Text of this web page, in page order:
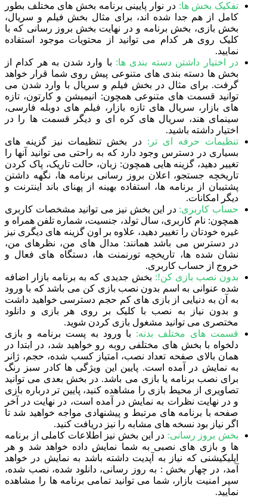
تفکیک بخش ها: در نوار پایینی برنامه بخش های مختلف بطور
کامل از هم جدا شده اند، برای مثال بخش فیلم و سریال،
بخش بازی، بخش برنامه و در نهایت بخش بروز رسانی که با
کلیک روی هر کدام می توانید از محتویات موجود استفاده
نمایید.
در اختیار داشتن دسته بندی ها: با وارد شدن به هر کدام از
بخش ها دسته بندی های متنوعی پیش روی شما قرار خواهد
گرفت. برای مثال در بخش فیلم و سریال با وارد شدن می
توانید قسمت های متنوعی همچون: انیمیشن و کارتون، تازه
های بازار، سریال های تازه بازار، فیلم های دوبله فارسی،
سینمای هند، سریال های کره ای و دیگر قسمت ها را در
اختیار داشته باشید.
تنظیمات حرفه ای تر: در بخش تنظیمات نیز گزینه های
بسیاری در دسترس وجود دارد که به راحتی می توانید آنها را
تغییر دهید، گزینه هایی همچون: زبان، حالت تاریک، پاک کردن
تاریخچه جستجو، اعلان بروز رسانی برنامه ها، نگهه داشتن
پشتیبان از برنامه ها، استفاده بهینه از پهنای باند اینترنت و
دیگر امکانات.
حساب کاربری: در این بخش نیز می توانید مشخصات کاربری
همچون: نام کاربری، سال تولد، جنسیت، شماره تلفن همراه و
غیره خودتان را تغییر دهید، علاوه بر اون گزینه های دیگری نیز
در دسترس می باشد همانند: مدال های من، نظرهای من،
نشان شده ها، تاریخچه تورنمنت ها، دستگاه های فعال و
خروج از حساب کاربری.
بدون نصب بازی کن!: بخش جدیدی که به برنامه بازار اضافه
شده عنوانی به اسم بدون نصب بازی کن می باشد که با ورود
به آن به دنیایی از بازی های کم حجم دسترسی خواهید داشت
و بدون نیاز به نصب با کلیک بر روی هر بازی و دانلود
مختصری می توانید مشغول بازی کردن شوید.
قسمت های مختلف بدنه: با ورود به پست برنامه و بازی
دلخواه با بخش های مختلفی روبه رو خواهید شد، در ابتدا در
همان بالای صفحه تعداد نصب، امتیاز کسب شده، حجم، ژانر
به نمایش در آمده است. پایین این ویژگی ها کادر سبز رنگ
برای نصب برنامه یا بازی می باشد. در بخش بعدی می توانید
تصاویری از محیط بازی را مشاهده کنید، پایین تر درباره بازی
و در نهایت نظرات به نمایش در آمده است، در نهایت در آخر
صفحه با برنامه های مرتبط و پیشنهادی مواجه خواهید شد تا
اگر نیاز بود نسخه های مشابه را نیز دریافت کنید.
بخش بروز رسانی: در این بخش نیز اطلاعات کاملی از برنامه
ها و بازی های نصبی به شما نمایش داده خواهد شد و هر
اپلیکیشنی که نیاز به آپدیت داشته باشد به نمایش در خواهد
آمد، در چهار بخش : به روز رسانی، دانلود شده، نصب شده،
سپر امنیت بازار، شما می توانید تمامی برنامه ها را مشاهده
نمایید.